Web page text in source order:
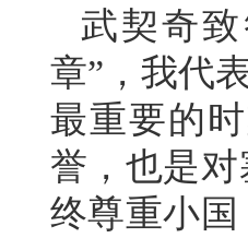
武契奇
章”，我代
最重要的
誉，也是
终尊重小